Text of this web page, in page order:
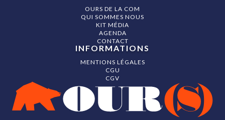
OURS DE LA COM
QUI SOMMES NOUS
KIT MÉDIA
AGENDA
CONTACT
INFORMATIONS
MENTIONS LÉGALES
CGU
CGV